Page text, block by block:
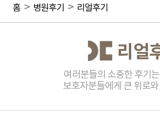
홈> 병원후기 > 리얼후기
리얼
여러분들의 소중한 후기
보호자분들에게 큰 위로